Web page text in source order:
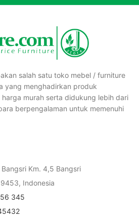
salah satu toko mebel / furniture
yang menghadirkan produk
murah serta didukung lebih dari
berpengalaman untuk memenuhi
Km. 4,5 Bangsri
Indonesia
345